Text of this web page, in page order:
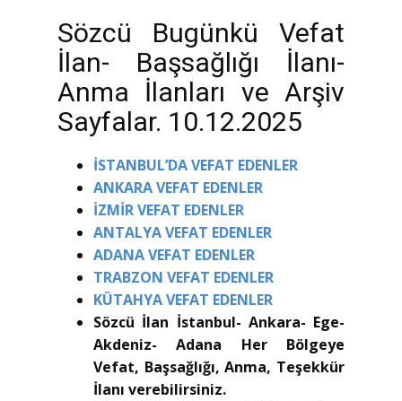
Sözcü Bugünkü Vefat
İlan- Başsağlığı İlanı-
Anma İlanları ve Arşiv
Sayfalar. 10.12.2025
İSTANBUL’DA VEFAT EDENLER
ANKARA VEFAT EDENLER
İZMİR VEFAT EDENLER
ANTALYA VEFAT EDENLER
ADANA VEFAT EDENLER
TRABZON VEFAT EDENLER
KÜTAHYA VEFAT EDENLER
Sözcü İlan İstanbul- Ankara- Ege-
Akdeniz- Adana Her Bölgeye
Vefat, Başsağlığı, Anma, Teşekkür
İlanı verebilirsiniz.